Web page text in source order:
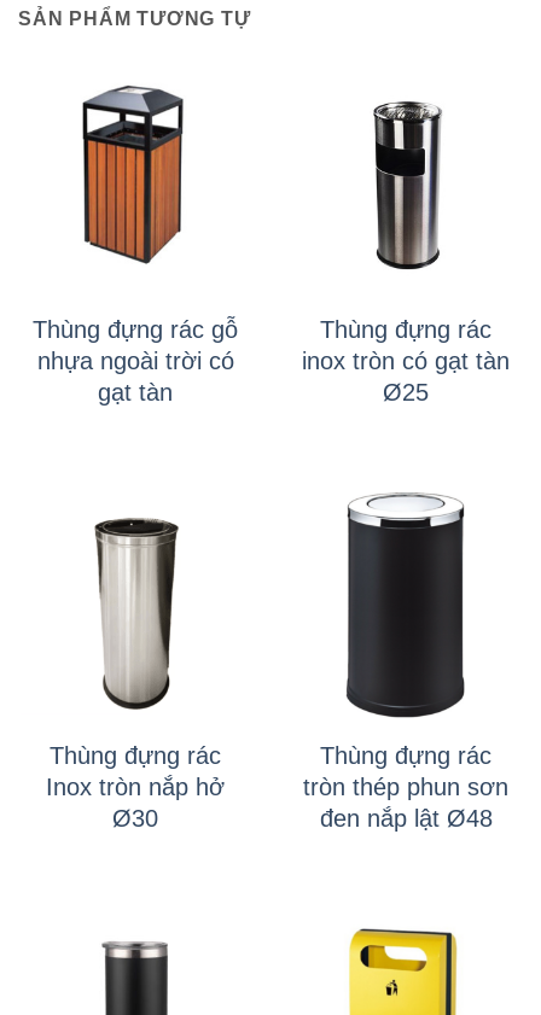
SẢN PHẨM TƯƠNG TỰ
Thùng đựng rác gỗ
nhựa ngoài trời có
gạt tàn
Thùng đựng rác
inox tròn có gạt tàn
Ø25
Thùng đựng rác
Inox tròn nắp hở
Ø30
Thùng đựng rác
tròn thép phun sơn
đen nắp lật Ø48